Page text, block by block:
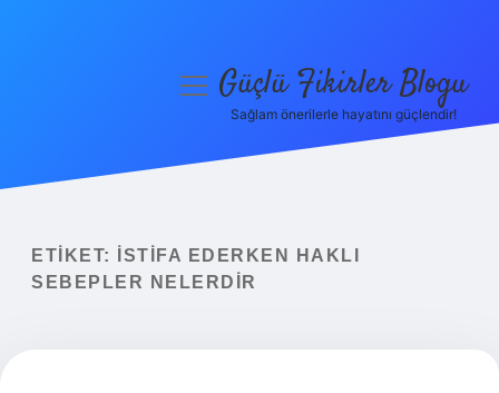
Yasal Uyarı
menüyüGüçlü Fikirler Blogu
Sağlam önerilerle hayatını güçlendir!
ETIKET:
İSTIFA EDERKEN HAKLI
SEBEPLER NELERDIR